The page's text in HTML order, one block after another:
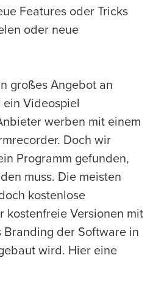
Features oder Tricks
oder neue
großes Angebot an
ein Videospiel
werben mit einem
Doch wir
Programm gefunden,
muss. Die meisten
kostenlose
kostenfreie Versionen mit
Branding der Software in
wird. Hier eine